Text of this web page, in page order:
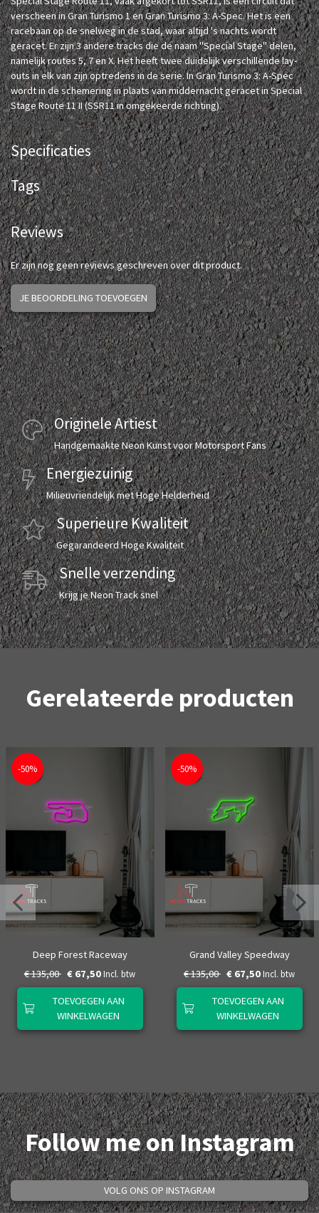
verscheen in Gran Turismo 1 en Gran Turismo 3: A-Spec. Het is een
racebaan op de snelweg in de stad, waar altijd 's nachts wordt
geracet. Er zijn 3 andere tracks die de naam "Special Stage" delen,
namelijk routes 5, 7 en X. Het heeft twee duidelijk verschillende lay-
outs in elk van zijn optredens in de serie. In Gran Turismo 3: A-Spec
wordt in de schemering in plaats van middernacht geracet in Special
Stage Route 11 II (SSR11 in omgekeerde richting).
Specificaties
Tags
Reviews
Er zijn nog geen reviews geschreven over dit product.
JE BEOORDELING TOEVOEGEN
Originele Artiest
Handgemaakte Neon Kunst voor Motorsport Fans
Energiezuinig
Milieuvriendelijk met Hoge Helderheid
Superieure Kwaliteit
Gegarandeerd Hoge Kwaliteit
Snelle verzending
Krijg je Neon Track snel
Gerelateerde producten
-50%
Deep Forest Raceway
€ 135,00 € 67,50 Incl. btw
TOEVOEGEN AAN
WINKELWAGEN
-50%
Grand Valley Speedway
€ 135,00 € 67,50 Incl. btw
TOEVOEGEN AAN
WINKELWAGEN
Follow me on Instagram
VOLG ONS OP INSTAGRAM